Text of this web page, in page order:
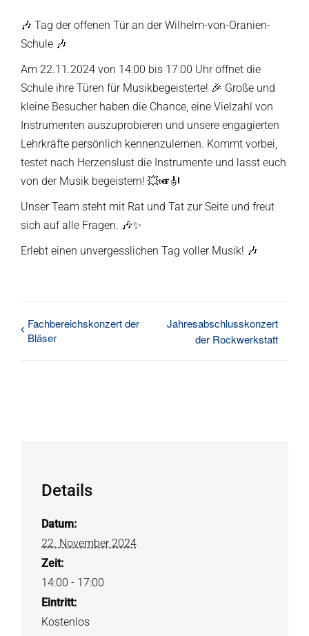
🎶 Tag der offenen Tür an der Wilhelm-von-Oranien-
Schule 🎶
Am 22.11.2024 von 14:00 bis 17:00 Uhr öffnet die
Schule ihre Türen für Musikbegeisterte! 🎉 Große und
kleine Besucher haben die Chance, eine Vielzahl von
Instrumenten auszuprobieren und unsere engagierten
Lehrkräfte persönlich kennenzulernen. Kommt vorbei,
testet nach Herzenslust die Instrumente und lasst euch
von der Musik begeistern! 💥🎺🎻
Unser Team steht mit Rat und Tat zur Seite und freut
sich auf alle Fragen. 🎶✨
Erlebt einen unvergesslichen Tag voller Musik! 🎶
Fachbereichskonzert der
Bläser
Jahresabschlusskonzert
der Rockwerkstatt
Details
Datum:
22. November 2024
Zeit:
14:00 - 17:00
Eintritt:
Kostenlos